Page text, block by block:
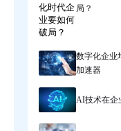
局？
数字化企业
加速器
AI技术在企